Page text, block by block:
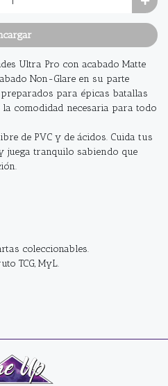
Ultra Pro con acabado Matte
Non-Glare en su parte
para épicas batallas
comodidad necesaria para todo
de PVC y de ácidos. Cuida tus
juega tranquilo sabiendo que
coleccionables.
TCG, MyL.